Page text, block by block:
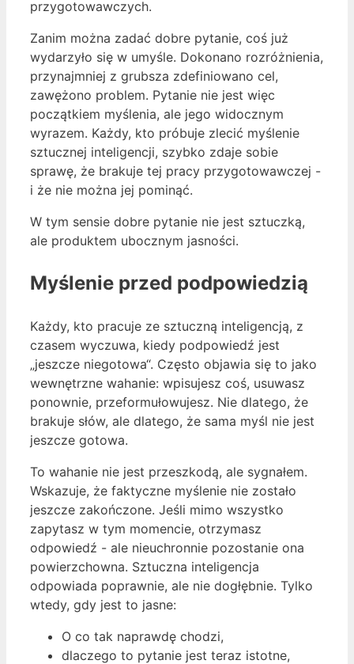
przygotowawczych.
Zanim można zadać dobre pytanie, coś już
wydarzyło się w umyśle. Dokonano rozróżnienia,
przynajmniej z grubsza zdefiniowano cel,
zawężono problem. Pytanie nie jest więc
początkiem myślenia, ale jego widocznym
wyrazem. Każdy, kto próbuje zlecić myślenie
sztucznej inteligencji, szybko zdaje sobie
sprawę, że brakuje tej pracy przygotowawczej -
i że nie można jej pominąć.
W tym sensie dobre pytanie nie jest sztuczką,
ale produktem ubocznym jasności.
Myślenie przed podpowiedzią
Każdy, kto pracuje ze sztuczną inteligencją, z
czasem wyczuwa, kiedy podpowiedź jest
„jeszcze niegotowa“. Często objawia się to jako
wewnętrzne wahanie: wpisujesz coś, usuwasz
ponownie, przeformułowujesz. Nie dlatego, że
brakuje słów, ale dlatego, że sama myśl nie jest
jeszcze gotowa.
To wahanie nie jest przeszkodą, ale sygnałem.
Wskazuje, że faktyczne myślenie nie zostało
jeszcze zakończone. Jeśli mimo wszystko
zapytasz w tym momencie, otrzymasz
odpowiedź - ale nieuchronnie pozostanie ona
powierzchowna. Sztuczna inteligencja
odpowiada poprawnie, ale nie dogłębnie. Tylko
wtedy, gdy jest to jasne:
O co tak naprawdę chodzi,
dlaczego to pytanie jest teraz istotne,